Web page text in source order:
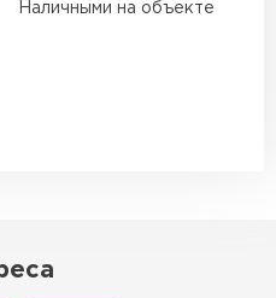
Наличными на объекте